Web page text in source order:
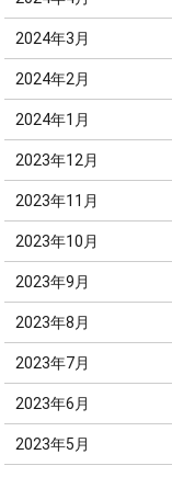
2024年3月
2024年2月
2024年1月
2023年12月
2023年11月
2023年10月
2023年9月
2023年8月
2023年7月
2023年6月
2023年5月